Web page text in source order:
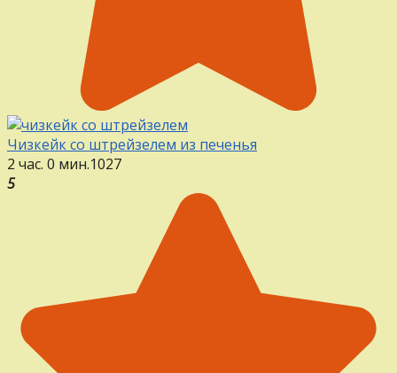
Чизкейк со штрейзелем из печенья
2 час. 0 мин.1027
5